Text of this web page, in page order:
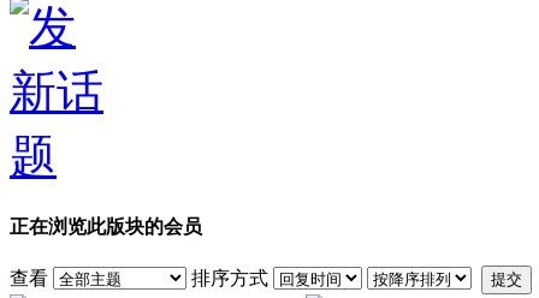
正在浏览此版块的会员
查看 排序方式 提交